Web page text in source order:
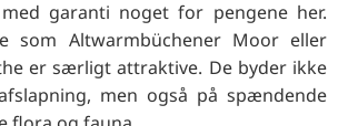
garanti noget for pengene her.
som Altwarmbüchener Moor eller
er særligt attraktive. De byder ikke
men også på spændende